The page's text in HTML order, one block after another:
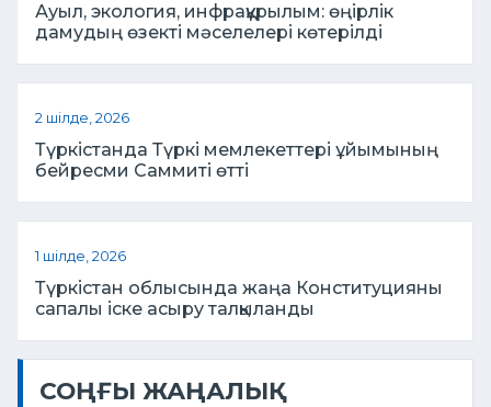
Ауыл, экология, инфрақұрылым: өңірлік
дамудың өзекті мәселелері көтерілді
2 шілде, 2026
Түркістанда Түркі мемлекеттері ұйымының
бейресми Саммиті өтті
1 шілде, 2026
Түркістан облысында жаңа Конституцияны
сапалы іске асыру талқыланды
СОҢҒЫ ЖАҢАЛЫҚ